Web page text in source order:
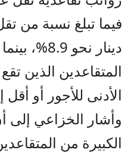
دينار نحو
المتقاعدين الذين
الأدنى للأجور أو أقل إلى
وأشار الخزاعي إلى
الكبيرة من